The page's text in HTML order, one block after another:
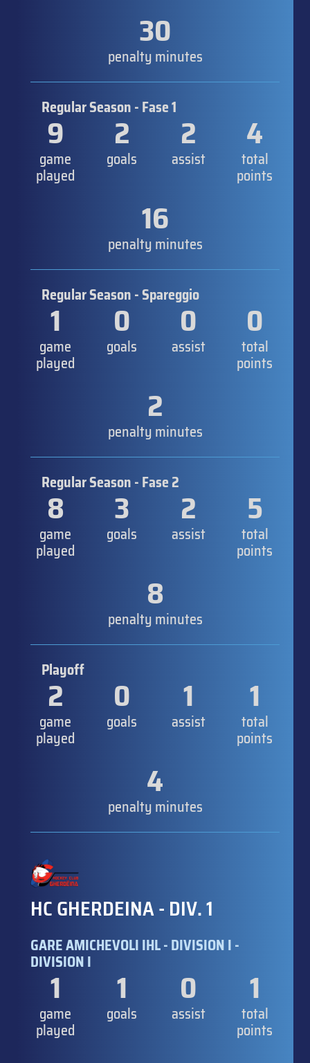
30
penalty minutes
Regular Season - Fase 1
9
game
played
2
goals
2
assist
4
total
points
16
penalty minutes
Regular Season - Spareggio
1
game
played
0
goals
0
assist
0
total
points
2
penalty minutes
Regular Season - Fase 2
8
game
played
3
goals
2
assist
5
total
points
8
penalty minutes
Playoff
2
game
played
0
goals
1
assist
1
total
points
4
penalty minutes
HC GHERDEINA - DIV. 1
GARE AMICHEVOLI IHL - DIVISION I -
DIVISION I
1
game
played
1
goals
0
assist
1
total
points